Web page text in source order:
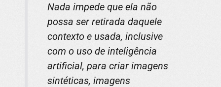
Nada impede que ela não
possa ser retirada daquele
contexto e usada, inclusive
com o uso de inteligência
artificial, para criar imagens
sintéticas, imagens